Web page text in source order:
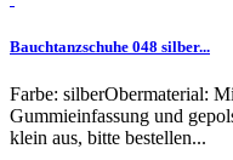
Bauchtanzschuhe 048 silber...
Farbe: silberObermaterial:
Gummieinfassung und
klein aus, bitte bestellen...